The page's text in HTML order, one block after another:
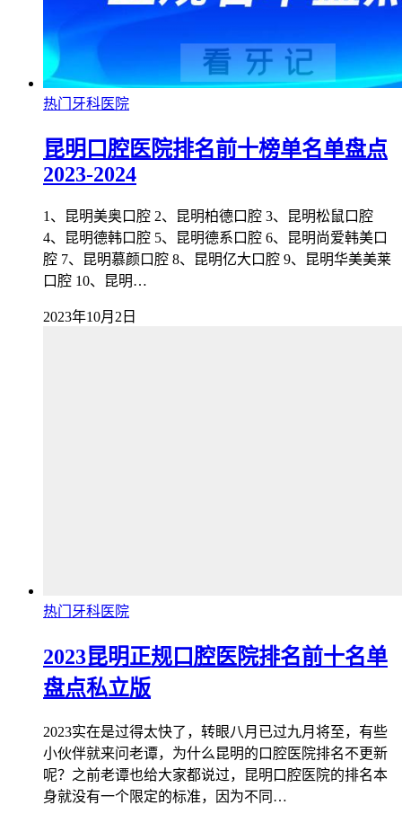
热门牙科医院
昆明口腔医院排名前十榜单名单盘点
2023-2024
1、昆明美奥口腔 2、昆明柏德口腔 3、昆明松鼠口腔
4、昆明德韩口腔 5、昆明德系口腔 6、昆明尚爱韩美口
腔 7、昆明慕颜口腔 8、昆明亿大口腔 9、昆明华美美莱
口腔 10、昆明…
2023年10月2日
热门牙科医院
2023昆明正规口腔医院排名前十名单
盘点私立版
2023实在是过得太快了，转眼八月已过九月将至，有些
小伙伴就来问老谭，为什么昆明的口腔医院排名不更新
呢？之前老谭也给大家都说过，昆明口腔医院的排名本
身就没有一个限定的标准，因为不同…